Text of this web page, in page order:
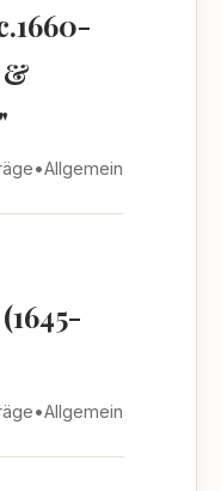
&
•Allgemein
•Allgemein